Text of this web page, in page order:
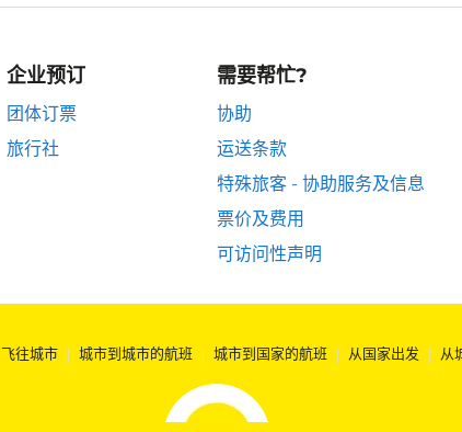
企业预订
团体订票
旅行社
需要帮忙?
协助
运送条款
特殊旅客 - 协助服务及信息
票价及费用
可访问性声明
飞往城市 | 城市到城市的航班 | 城市到国家的航班 | 从国家出发 | 从